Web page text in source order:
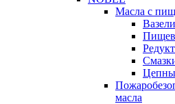
Масла с
масла